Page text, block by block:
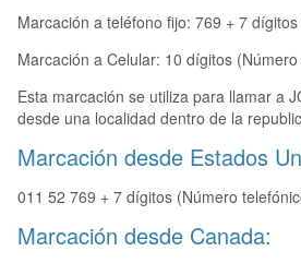
Marcación a teléfono fijo: 769 + 7
Marcación a Celular: 10 dígitos
Esta marcación se utiliza para llamar a
desde una localidad dentro de la
Marcación desde Estados
011 52 769 + 7 dígitos (Número
Marcación desde Canada: